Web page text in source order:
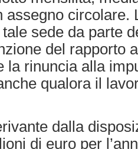
assegno circolare.
tale sede da parte
del rapporto
la rinuncia alla
qualora il
dalla
di euro per